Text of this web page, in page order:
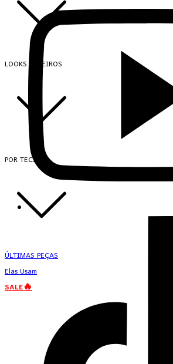
LOOKS INTEIROS
POR TECIDO
ÚLTIMAS PEÇAS
Elas Usam
SALE🔥